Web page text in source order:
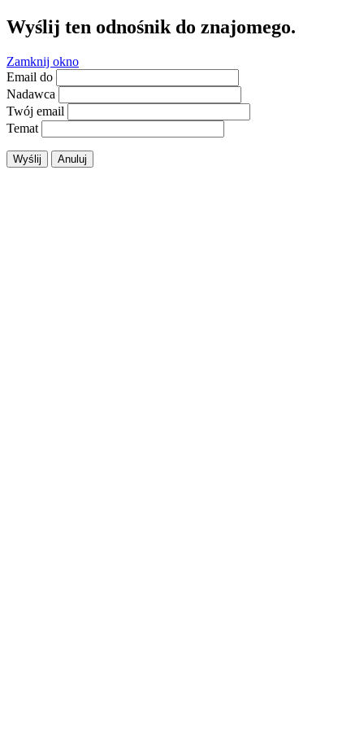
Wyślij ten odnośnik do znajomego.
Zamknij okno
Email do
Nadawca
Twój email
Temat
Wyślij Anuluj